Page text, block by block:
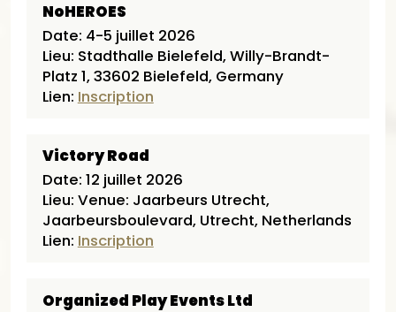
NoHEROES
Date: 4-5 juillet 2026
Lieu: Stadthalle Bielefeld, Willy-Brandt-
Platz 1, 33602 Bielefeld, Germany
Lien: Inscription
Victory Road
Date: 12 juillet 2026
Lieu: Venue: Jaarbeurs Utrecht,
Jaarbeursboulevard, Utrecht, Netherlands
Lien: Inscription
Organized Play Events Ltd